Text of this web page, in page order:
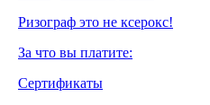
Ризограф это не ксерокс!
За что вы платите:
Сертификаты